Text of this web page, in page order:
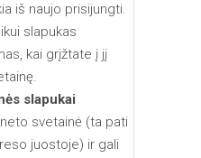
iš naujo prisijungti.
slapukas
kai grįžtate į jį
slapukai
svetainė (ta pati
juostoje) ir gali